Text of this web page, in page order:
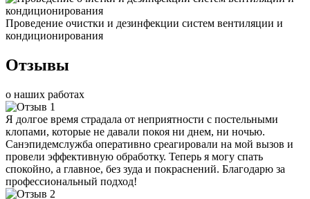
Проведение очистки и дезинфекции систем вентиляции и
кондиционирования
Отзывы
о наших работах
Я долгое время страдала от неприятности с постельными
клопами, которые не давали покоя ни днем, ни ночью.
Санэпидемслужба оперативно среагировали на мой вызов и
провели эффективную обработку. Теперь я могу спать
спокойно, а главное, без зуда и покраснений. Благодарю за
профессиональный подход!